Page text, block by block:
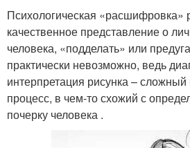
Психологическая «расшифровка»
качественное представление о
человека, «подделать» или
практически невозможно, ведь
интерпретация рисунка –
процесс, в чем-то схожий с
почерку человека .